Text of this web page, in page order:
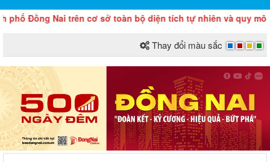
Đồng Nai trên cơ sở toàn bộ diện tích tự nhiên và quy mô
Thay đổi màu sắc